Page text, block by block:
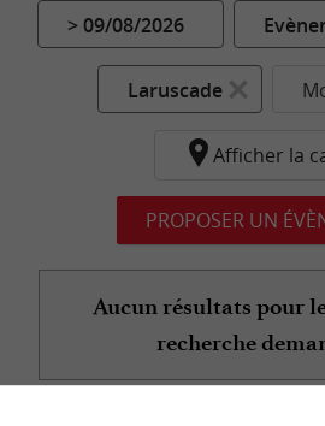
> 09/08/2026
Laruscade
Afficher la
PROPOSER UN
Aucun résultats pour
recherche